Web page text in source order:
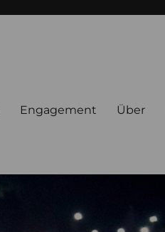
Engagement Über